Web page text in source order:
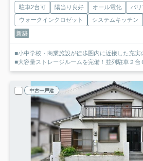
駐車2台可 陽当り良好 オール電化
バ
ウォークインクロゼット
システムキッチン
新築
■小中学校・商業施設が徒歩圏内に近接した充実
■大容量ストレージルームを完備！並列駐車２台
中古一戸建